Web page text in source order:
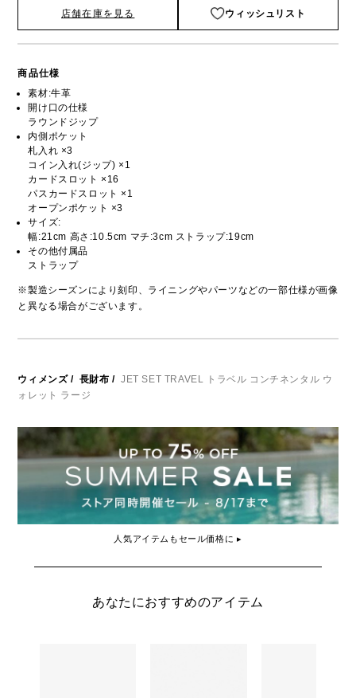
店舗在庫を見る ウィッシュリスト
商品仕様
素材:牛革
開け口の仕様
ラウンドジップ
内側ポケット
札入れ ×3
コイン入れ(ジップ) ×1
カードスロット ×16
パスカードスロット ×1
オープンポケット ×3
サイズ:
幅:21cm 高さ:10.5cm マチ:3cm ストラップ:19cm
その他付属品
ストラップ
※製造シーズンにより刻印、ライニングやパーツなどの一部仕様が画像
と異なる場合がございます。
ウィメンズ/ 長財布 / JET SET TRAVEL トラベル コンチネンタル ウ
ォレット ラージ
人気アイテムもセール価格に ▸
あなたにおすすめのアイテム